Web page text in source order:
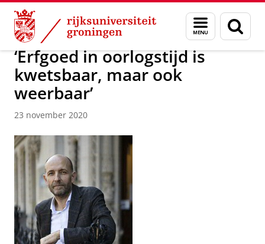
Skip
Content
Skip
Navigation
Menu
en
zoeken
Over ons Actueel Nieuws Nieuwsberichten
‘Erfgoed in oorlogstijd is
kwetsbaar, maar ook
weerbaar’
23 november 2020